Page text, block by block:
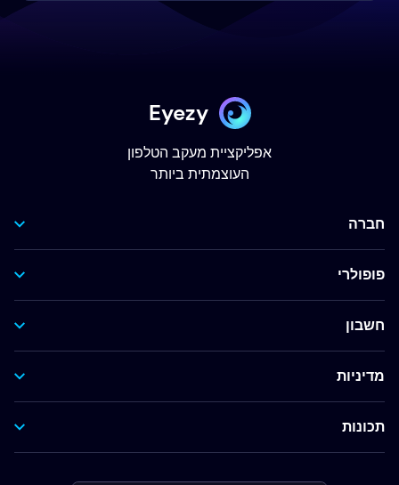
Eyezy
אפליקציית מעקב הטלפון
העוצמתית ביותר
חברה
פופולרי
חשבון
מדיניות
תכונות